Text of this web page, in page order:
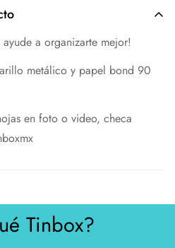
a organizarte mejor!
metálico y papel bond 90
en foto o video, checa
Tinbox?